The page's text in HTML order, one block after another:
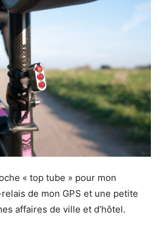
« top tube » pour mon
de mon GPS et une petite
affaires de ville et d’hôtel.